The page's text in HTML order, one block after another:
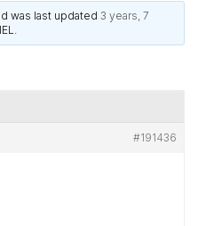
was last updated3 years, 7
.
#191436